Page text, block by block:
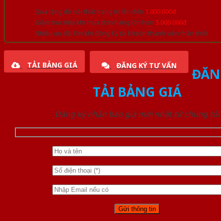
Quà tặng đồ nội thất trang trí lên đến 1.000.000đ
Giảm trực tiếp khi mua đơn hàng lớn hơn 3.000.000đ
Nhiều ưu đãi lớn khi đăng ký tài khoản thành viên thân thiết
TẢI BẢNG GIÁ ĐĂNG KÝ TƯ VẤN
TẢI BẢNG GIÁ
Đăng ký nhận báo giá mới nhất từ chúng tôi